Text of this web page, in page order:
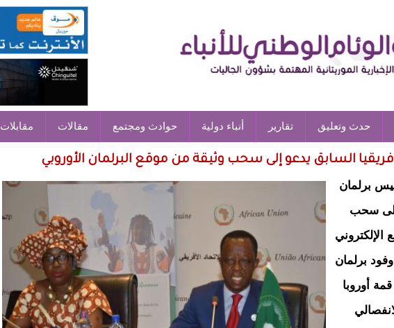
حدث وتعليق تقارير أنباء دولية حوادث ومجتمع مقالات مقابلات
السابق يدعو إلى سحب وثيقة من موقع البرلمان الأوروبي
برلمان
إلى سحب
برلمان
أوروبا